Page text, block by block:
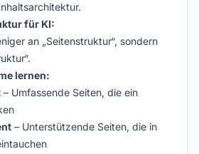
für KI:
an „Seitenstruktur“, sondern
lernen:
– Umfassende Seiten, die ein
– Unterstützende Seiten, die in